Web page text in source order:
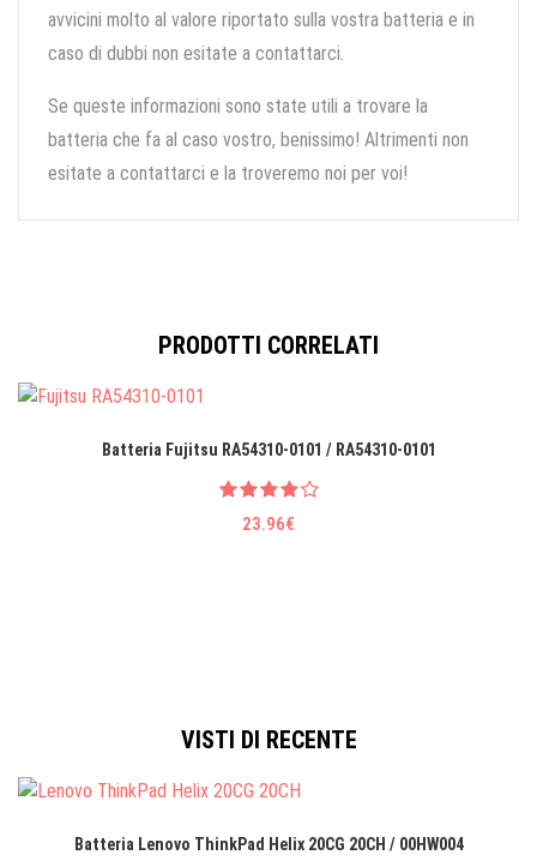
avvicini molto al valore riportato sulla vostra batteria e in
caso di dubbi non esitate a contattarci.
Se queste informazioni sono state utili a trovare la
batteria che fa al caso vostro, benissimo! Altrimenti non
esitate a contattarci e la troveremo noi per voi!
PRODOTTI CORRELATI
Batteria Fujitsu RA54310-0101 / RA54310-0101
23.96€
VISTI DI RECENTE
Batteria Lenovo ThinkPad Helix 20CG 20CH / 00HW004